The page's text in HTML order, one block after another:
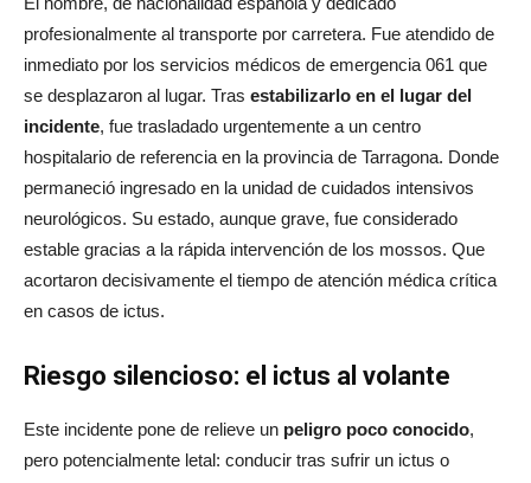
profesionalmente al transporte por carretera. Fue atendido de
inmediato por los servicios médicos de emergencia 061 que
se desplazaron al lugar. Tras estabilizarlo en el lugar del
incidente, fue trasladado urgentemente a un centro
hospitalario de referencia en la provincia de Tarragona. Donde
permaneció ingresado en la unidad de cuidados intensivos
neurológicos. Su estado, aunque grave, fue considerado
estable gracias a la rápida intervención de los mossos. Que
acortaron decisivamente el tiempo de atención médica crítica
en casos de ictus.
Riesgo silencioso: el ictus al volante
Este incidente pone de relieve un peligro poco conocido,
pero potencialmente letal: conducir tras sufrir un ictus o